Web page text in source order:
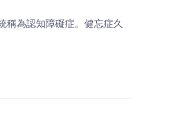
稱為認知障礙症。健忘症久